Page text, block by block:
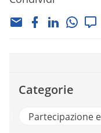
Categorie